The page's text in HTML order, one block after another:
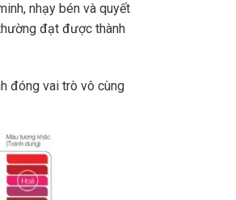
nhạy bén và quyết
đạt được thành
đóng vai trò vô cùng